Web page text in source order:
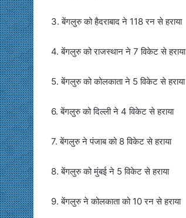
3. बेंगलुरु को हैदराबाद ने 118 रन से हराया
4. बेंगलुरु को राजस्थान ने 7 विकेट से हराया
5. बेंगलुरु को कोलकाता ने 5 विकेट से हराया
6. बेंगलुरु को दिल्ली ने 4 विकेट से हराया
7. बेंगलुरु ने पंजाब को 8 विकेट से हराया
8. बेंगलुरु को मुंबई ने 5 विकेट से हराया
9. बेंगलुरु ने कोलकाता को 10 रन से हराया